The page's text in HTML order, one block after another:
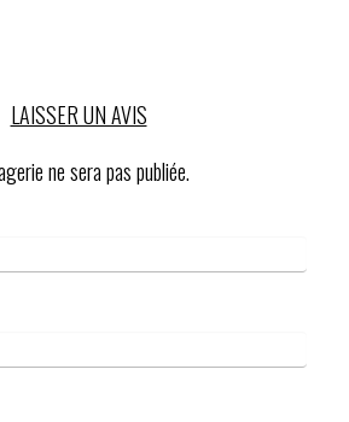
LAISSER UN AVIS
ne sera pas publiée.